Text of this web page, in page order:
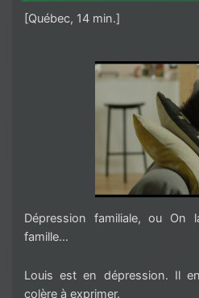
[Québec, 14 min.]
Dépression familiale, ou On
famille…
Louis est en dépression. Il
colère à exprimer.